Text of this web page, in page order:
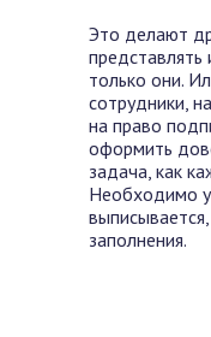
Это делают
представлять
только они.
сотрудники,
на право
оформить
задача, как
Необходимо
заполнения.